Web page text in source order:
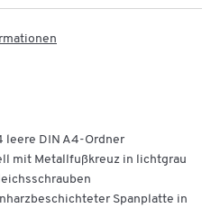
leere DIN A4-Ordner
mit Metallfußkreuz in lichtgrau
Spanplatte in